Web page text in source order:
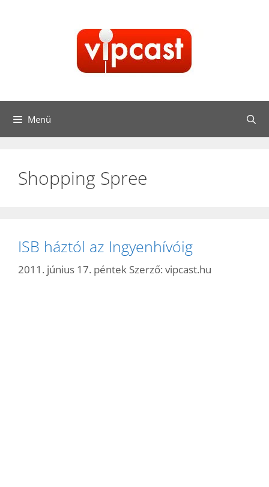
Menü
Shopping Spree
ISB háztól az Ingyenhívóig
2011. június 17. péntek Szerző: vipcast.hu